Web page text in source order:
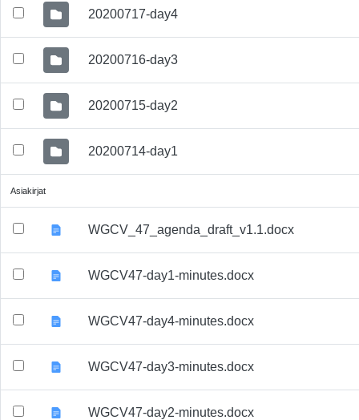
20200717-day4
20200716-day3
20200715-day2
20200714-day1
Asiakirjat
WGCV_47_agenda_draft_v1.1.docx
WGCV47-day1-minutes.docx
WGCV47-day4-minutes.docx
WGCV47-day3-minutes.docx
WGCV47-day2-minutes.docx